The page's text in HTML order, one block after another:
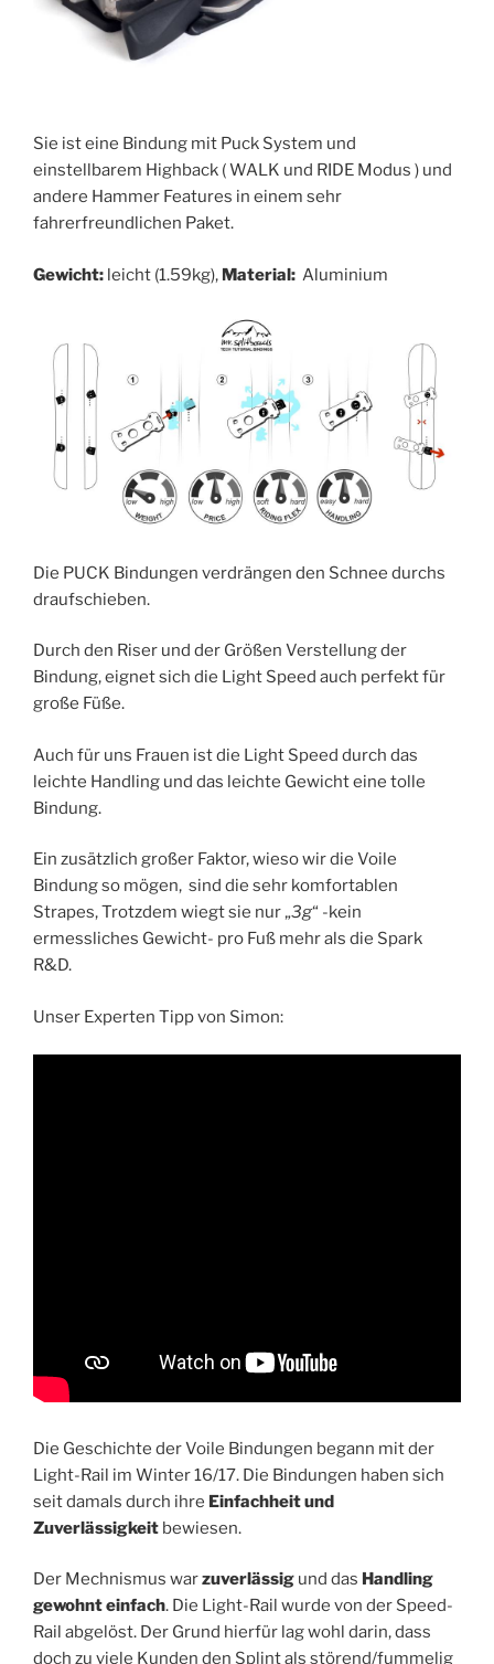
Sie ist eine Bindung mit Puck System und
einstellbarem Highback ( WALK und RIDE Modus ) und
andere Hammer Features in einem sehr
fahrerfreundlichen Paket.
Gewicht: leicht (1.59kg), Material: Aluminium
Die PUCK Bindungen verdrängen den Schnee durchs
draufschieben.
Durch den Riser und der Größen Verstellung der
Bindung, eignet sich die Light Speed auch perfekt für
große Füße.
Auch für uns Frauen ist die Light Speed durch das
leichte Handling und das leichte Gewicht eine tolle
Bindung.
Ein zusätzlich großer Faktor, wieso wir die Voile
Bindung so mögen, sind die sehr komfortablen
Strapes, Trotzdem wiegt sie nur „3g“ -kein
ermessliches Gewicht- pro Fuß mehr als die Spark
R&D.
Unser Experten Tipp von Simon:
Die Geschichte der Voile Bindungen begann mit der
Light-Rail im Winter 16/17. Die Bindungen haben sich
seit damals durch ihre Einfachheit und
Zuverlässigkeit bewiesen.
Der Mechnismus warzuverlässig und das Handling
gewohnt einfach. Die Light-Rail wurde von der Speed-
Rail abgelöst. Der Grund hierfür lag wohl darin, dass
doch zu viele Kunden den Splint als störend/fummelig